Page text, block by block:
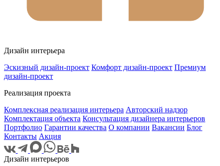
Дизайн интерьера
Эскизный дизайн-проект Комфорт дизайн-проект Премиум
дизайн-проект
Реализация проекта
Комплексная реализация интерьера Авторский надзор
Комплектация объекта Консультация дизайнера интерьеров
Портфолио Гарантии качества О компании Вакансии Блог
Контакты Акция
Дизайн интерьеров